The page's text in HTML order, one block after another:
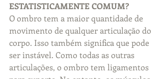
ESTATISTICAMENTE COMUM?
O ombro tem a maior quantidade de
movimento de qualquer articulação do
corpo. Isso também significa que pode
ser instável. Como todas as outras
articulações, o ombro tem ligamentos